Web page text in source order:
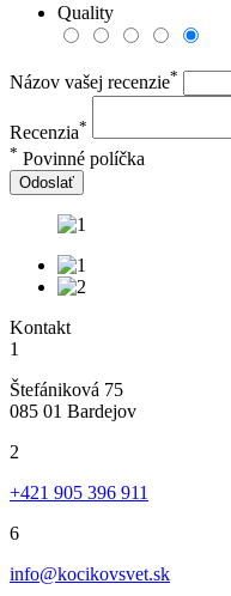
Quality
Názov vašej recenzie*
Recenzia*
* Povinné políčka
Odoslať
Kontakt
1
Štefániková 75
085 01 Bardejov
2
+421 905 396 911
6
info@kocikovsvet.sk